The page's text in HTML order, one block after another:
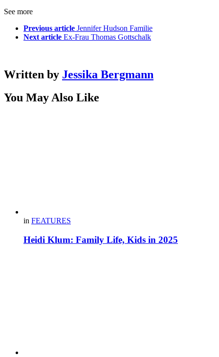
See more
Previous article Jennifer Hudson Familie
Next article Ex-Frau Thomas Gottschalk
Written by Jessika Bergmann
You May Also Like
in FEATURES
Heidi Klum: Family Life, Kids in 2025